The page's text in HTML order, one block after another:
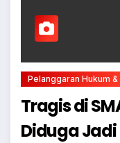
Pelanggaran Hukum &
Tragis di
Diduga